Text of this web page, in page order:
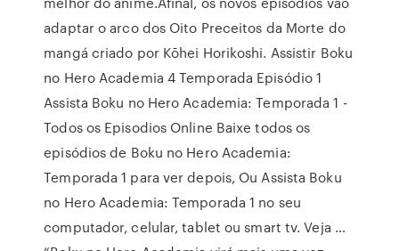
adaptar o arco dos Oito Preceitos da Morte do
mangá criado por Kōhei Horikoshi. Assistir Boku
no Hero Academia 4 Temporada Episódio 1
Assista Boku no Hero Academia: Temporada 1 -
Todos os Episodios Online Baixe todos os
episódios de Boku no Hero Academia:
Temporada 1 para ver depois, Ou Assista Boku
no Hero Academia: Temporada 1 no seu
computador, celular, tablet ou smart tv. Veja …